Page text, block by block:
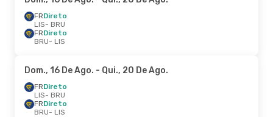
FRDireto
LIS- BRU
FRDireto
BRU- LIS
Dom., 16 De Ago. - Qui., 20 De Ago.
FRDireto
LIS- BRU
FRDireto
BRU- LIS